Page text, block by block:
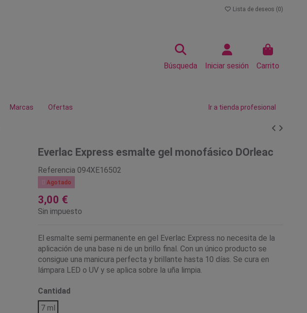
Lista de deseos (0)
Búsqueda Iniciar sesión Carrito
Marcas Ofertas Ir a tienda profesional
Everlac Express esmalte gel monofásico DOrleac
Referencia 094XE16502
Agotado
3,00 €
Sin impuesto
El esmalte semi permanente en gel Everlac Express no necesita de la
aplicación de una base ni de un brillo final. Con un único producto se
consigue una manicura perfecta y brillante hasta 10 días. Se cura en
lámpara LED o UV y se aplica sobre la uña limpia.
Cantidad
7 ml